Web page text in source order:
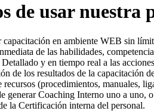
de usar
capacitación en ambiente WEB sin
de las habilidades,
y en tiempo real a las
de los resultados de la capacitación
(procedimientos, manuales,
generar Coaching Interno uno a uno,
la Certificación interna del personal.